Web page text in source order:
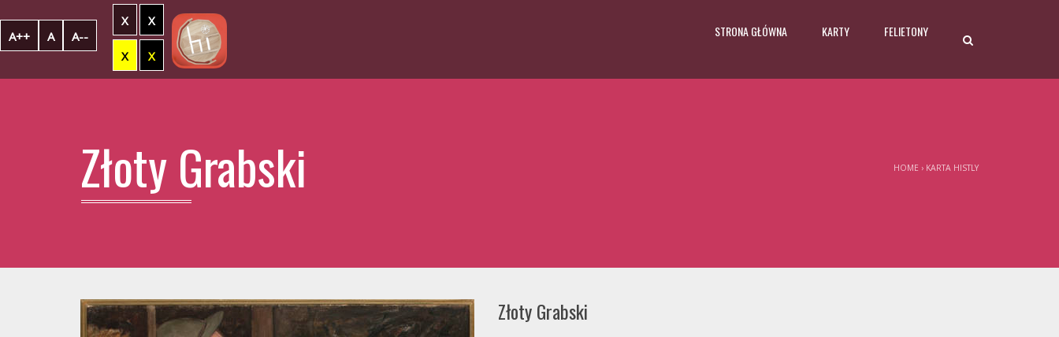
A++ A A--
X X
X X
STRONA GŁÓWNA KARTY FELIETONY
Złoty Grabski HOME › KARTA HISTLY
Złoty Grabski